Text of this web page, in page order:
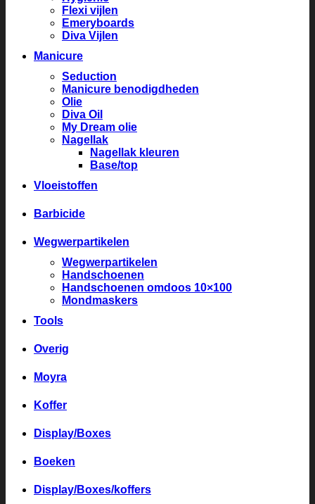
Flexi vijlen
Emeryboards
Diva Vijlen
Manicure
Seduction
Manicure benodigdheden
Olie
Diva Oil
My Dream olie
Nagellak
Nagellak kleuren
Base/top
Vloeistoffen
Barbicide
Wegwerpartikelen
Wegwerpartikelen
Handschoenen
Handschoenen omdoos 10×100
Mondmaskers
Tools
Overig
Moyra
Koffer
Display/Boxes
Boeken
Display/Boxes/koffers